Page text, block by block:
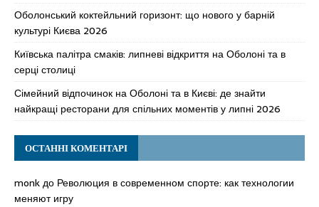
Оболонський коктейльний горизонт: що нового у барній
культурі Києва 2026
Київська палітра смаків: липневі відкриття на Оболоні та в
серці столиці
Сімейний відпочинок на Оболоні та в Києві: де знайти
найкращі ресторани для спільних моментів у липні 2026
ОСТАННІ КОМЕНТАРІ
monkдо Революция в современном спорте: как технологии
меняют игру